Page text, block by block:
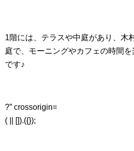
1階には、テラスや中庭があり、木
庭で、モーニングやカフェの時間
です♪
?” crossorigin=
( || []).({});